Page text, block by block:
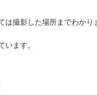
撮影した場所までわかり
ます。